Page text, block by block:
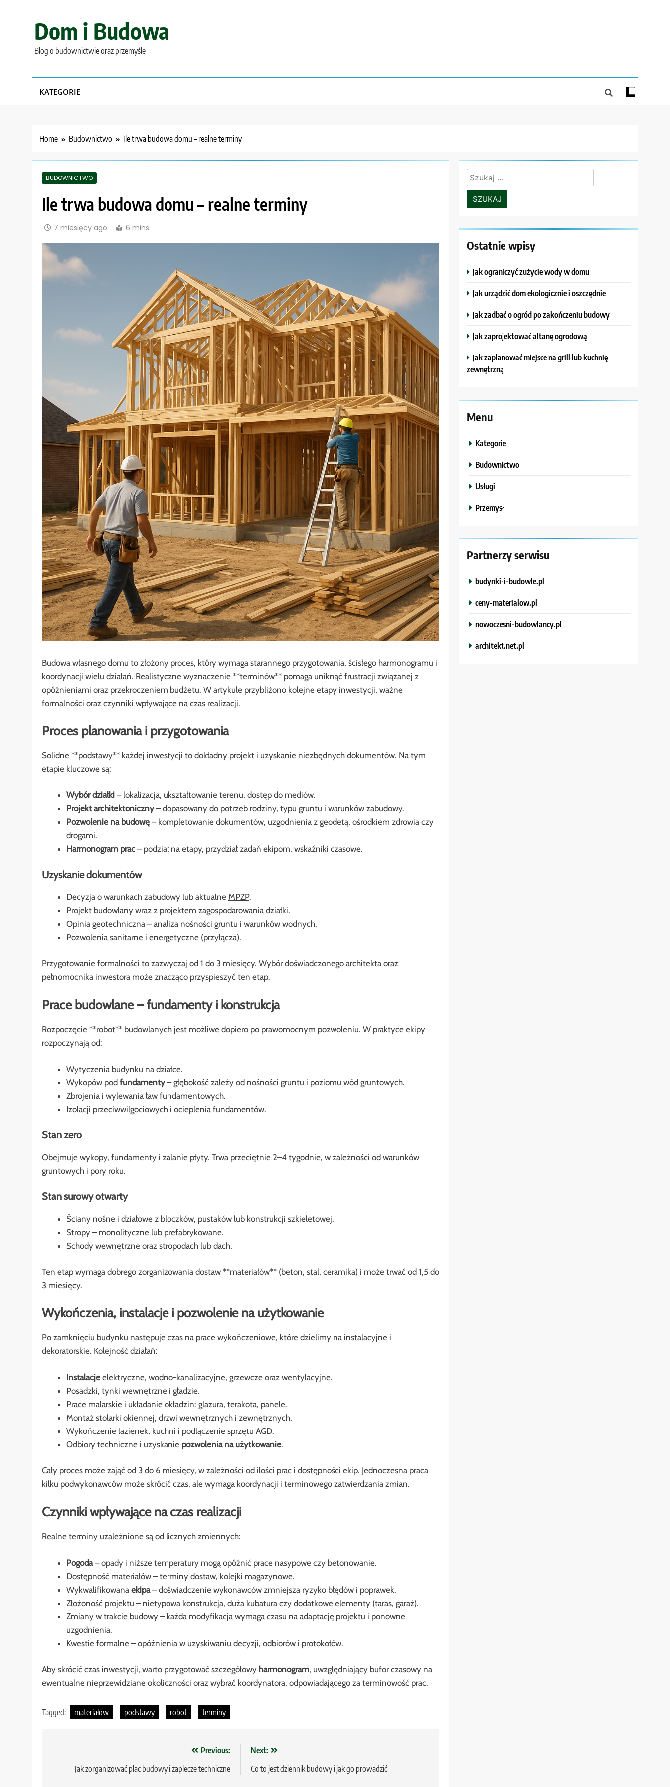
Dom i Budowa
Blog o budownictwie oraz przemyśle
KATEGORIE
Home Budownictwo Ile trwa budowa domu – realne terminy
BUDOWNICTWO
Ile trwa budowa domu – realne terminy
7 miesięcy ago 6 mins
Budowa własnego domu to złożony proces, który wymaga starannego przygotowania, ścisłego harmonogramu i
koordynacji wielu działań. Realistyczne wyznaczenie **terminów** pomaga uniknąć frustracji związanej z
opóźnieniami oraz przekroczeniem budżetu. W artykule przybliżono kolejne etapy inwestycji, ważne
formalności oraz czynniki wpływające na czas realizacji.
Proces planowania i przygotowania
Solidne **podstawy** każdej inwestycji to dokładny projekt i uzyskanie niezbędnych dokumentów. Na tym
etapie kluczowe są:
Wybór działki– lokalizacja, ukształtowanie terenu, dostęp do mediów.
Projekt architektoniczny– dopasowany do potrzeb rodziny, typu gruntu i warunków zabudowy.
Pozwolenie na budowę– kompletowanie dokumentów, uzgodnienia z geodetą, ośrodkiem zdrowia czy
drogami.
Harmonogram prac– podział na etapy, przydział zadań ekipom, wskaźniki czasowe.
Uzyskanie dokumentów
Decyzja o warunkach zabudowy lub aktualne MPZP.
Projekt budowlany wraz z projektem zagospodarowania działki.
Opinia geotechniczna – analiza nośności gruntu i warunków wodnych.
Pozwolenia sanitarne i energetyczne (przyłącza).
Przygotowanie formalności to zazwyczaj od 1 do 3 miesięcy. Wybór doświadczonego architekta oraz
pełnomocnika inwestora może znacząco przyspieszyć ten etap.
Prace budowlane – fundamenty i konstrukcja
Rozpoczęcie **robot** budowlanych jest możliwe dopiero po prawomocnym pozwoleniu. W praktyce ekipy
rozpoczynają od:
Wytyczenia budynku na działce.
Wykopów pod fundamenty– głębokość zależy od nośności gruntu i poziomu wód gruntowych.
Zbrojenia i wylewania ław fundamentowych.
Izolacji przeciwwilgociowych i ocieplenia fundamentów.
Stan zero
Obejmuje wykopy, fundamenty i zalanie płyty. Trwa przeciętnie 2–4 tygodnie, w zależności od warunków
gruntowych i pory roku.
Stan surowy otwarty
Ściany nośne i działowe z bloczków, pustaków lub konstrukcji szkieletowej.
Stropy – monolityczne lub prefabrykowane.
Schody wewnętrzne oraz stropodach lub dach.
Ten etap wymaga dobrego zorganizowania dostaw **materiałów** (beton, stal, ceramika) i może trwać od 1,5 do
3 miesięcy.
Wykończenia, instalacje i pozwolenie na użytkowanie
Po zamknięciu budynku następuje czas na prace wykończeniowe, które dzielimy na instalacyjne i
dekoratorskie. Kolejność działań:
Instalacjeelektryczne, wodno-kanalizacyjne, grzewcze oraz wentylacyjne.
Posadzki, tynki wewnętrzne i gładzie.
Prace malarskie i układanie okładzin: glazura, terakota, panele.
Montaż stolarki okiennej, drzwi wewnętrznych i zewnętrznych.
Wykończenie łazienek, kuchni i podłączenie sprzętu AGD.
Odbiory techniczne i uzyskanie pozwolenia na użytkowanie.
Cały proces może zająć od 3 do 6 miesięcy, w zależności od ilości prac i dostępności ekip. Jednoczesna praca
kilku podwykonawców może skrócić czas, ale wymaga koordynacji i terminowego zatwierdzania zmian.
Czynniki wpływające na czas realizacji
Realne terminy uzależnione są od licznych zmiennych:
Pogoda– opady i niższe temperatury mogą opóźnić prace nasypowe czy betonowanie.
Dostępność materiałów – terminy dostaw, kolejki magazynowe.
Wykwalifikowana ekipa– doświadczenie wykonawców zmniejsza ryzyko błędów i poprawek.
Złożoność projektu – nietypowa konstrukcja, duża kubatura czy dodatkowe elementy (taras, garaż).
Zmiany w trakcie budowy – każda modyfikacja wymaga czasu na adaptację projektu i ponowne
uzgodnienia.
Kwestie formalne – opóźnienia w uzyskiwaniu decyzji, odbiorów i protokołów.
Aby skrócić czas inwestycji, warto przygotować szczegółowy harmonogram, uwzględniający bufor czasowy na
ewentualne nieprzewidziane okoliczności oraz wybrać koordynatora, odpowiadającego za terminowość prac.
Tagged: materiałów podstawy robot terminy
wpisu
Previous:
Jak zorganizować plac budowy i zaplecze techniczne
Next:
Co to jest dziennik budowy i jak go prowadzić
Szukaj:
Ostatnie wpisy
Jak ograniczyć zużycie wody w domu
Jak urządzić dom ekologicznie i oszczędnie
Jak zadbać o ogród po zakończeniu budowy
Jak zaprojektować altanę ogrodową
Jak zaplanować miejsce na grill lub kuchnię
zewnętrzną
Menu
Kategorie
Budownictwo
Usługi
Przemysł
Partnerzy serwisu
budynki-i-budowle.pl
ceny-materialow.pl
nowoczesni-budowlancy.pl
architekt.net.pl